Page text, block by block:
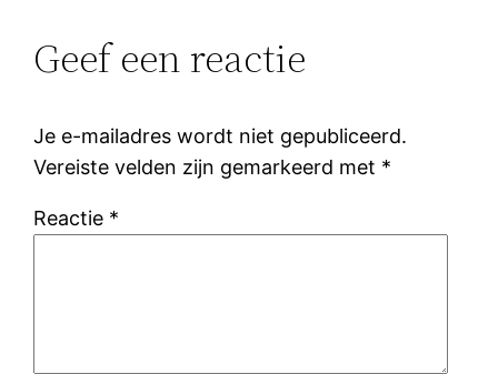
Geef een reactie
Je e-mailadres wordt niet gepubliceerd.
Vereiste velden zijn gemarkeerd met *
Reactie *